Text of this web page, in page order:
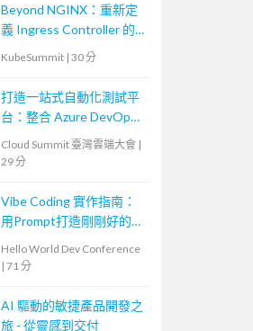
Beyond NGINX：重新定
義 Ingress Controller 的
部署邊界與彈性架構
KubeSummit | 30 分
打造一站式自動化測試平
台：整合 Azure DevOps
與 AI 助力敏捷開發
Cloud Summit 臺灣雲端大會 |
29 分
Vibe Coding 實作指南：
用Prompt打造剛剛好的
Hello World Dev Conference
| 71 分
AI 驅動的敏捷產品開發之
旅 - 從靈感到交付